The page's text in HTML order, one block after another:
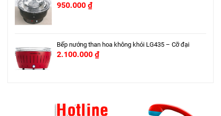
950.000 ₫
Bếp nướng than hoa không khói LG435 – Cỡ đại
2.100.000 ₫